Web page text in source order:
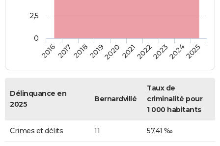
2016201720182019202020212022202320242025
0
2,5
Délinquance en
2025
Bernardvillé
Taux de
criminalité pour
1 000 habitants
Crimes et délits 11 57,41 ‰